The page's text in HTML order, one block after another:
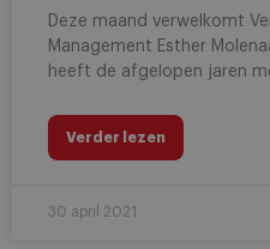
Deze maand verwelkomt
Management Esther
heeft de afgelopen jaren
Verder lezen
30 april 2021